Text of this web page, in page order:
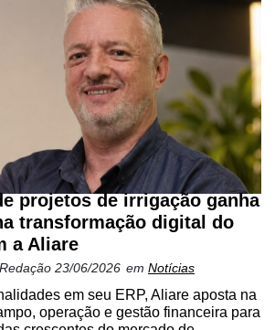
projetos de irrigação ganha
transformação digital do
a Aliare
Redação 23/06/2026 em Notícias
em seu ERP, Aliare aposta na
operação e gestão financeira para